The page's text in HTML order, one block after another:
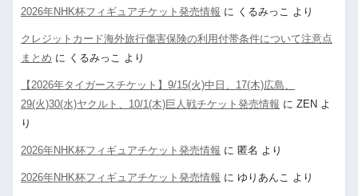
2026年NHK杯フィギュアチケット発売情報 に くるみっこ より
クレジットカード海外旅行傷害保険の利用付帯条件について注意点
まとめ に くるみっこ より
【2026年タイガースチケット】9/15(火)中日、17(木)広島、
29(火)30(水)ヤクルト、10/1(木)巨人戦チケット発売情報 に ZEN よ
り
2026年NHK杯フィギュアチケット発売情報 に 匿名 より
2026年NHK杯フィギュアチケット発売情報 に ゆりあんこ より